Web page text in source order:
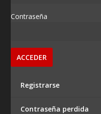
Contraseña
Registrarse
Contraseña perdida